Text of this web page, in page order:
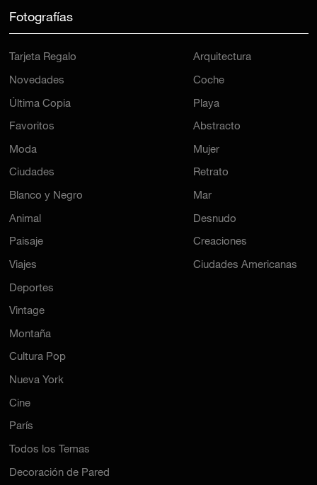
Fotografías
Tarjeta Regalo
Novedades
Última Copia
Favoritos
Moda
Ciudades
Blanco y Negro
Animal
Paisaje
Viajes
Deportes
Arquitectura
Coche
Playa
Abstracto
Mujer
Retrato
Mar
Desnudo
Creaciones
Ciudades Americanas
Vintage
Montaña
Cultura Pop
Nueva York
Cine
París
Todos los Temas
Decoración de Pared